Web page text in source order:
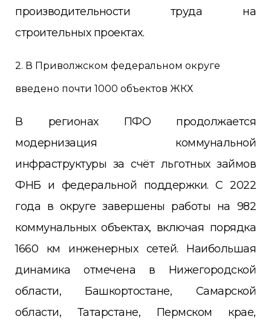
производительности труда на
строительных проектах.
2. В Приволжском федеральном округе
введено почти 1000 объектов ЖКХ
В регионах ПФО продолжается
модернизация коммунальной
инфраструктуры за счёт льготных займов
ФНБ и федеральной поддержки. С 2022
года в округе завершены работы на 982
коммунальных объектах, включая порядка
1660 км инженерных сетей. Наибольшая
динамика отмечена в Нижегородской
области, Башкортостане, Самарской
области, Татарстане, Пермском крае,